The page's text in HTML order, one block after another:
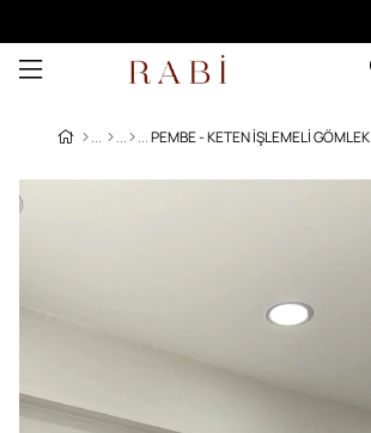
PEMBE - KETEN İŞLEMELI GÖMLEK